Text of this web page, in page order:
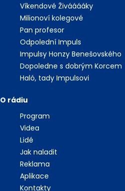
Víkendové Živááááky
Milionoví kolegové
Pan profesor
Odpolední Impuls
Impulsy Honzy Benešovského
Dopoledne s dobrým Korcem
Haló, tady Impulsovi
O rádiu
Program
Videa
Lidé
Jak naladit
Reklama
Aplikace
Kontakty